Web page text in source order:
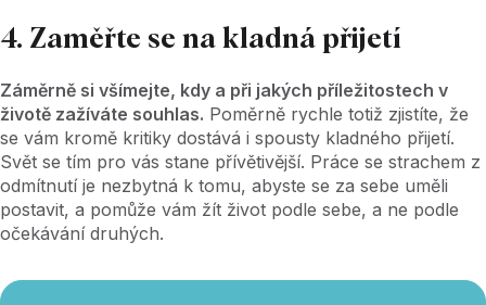
4. Zaměřte se na kladná přijetí
Záměrně si všímejte, kdy a při jakých příležitostech v
životě zažíváte souhlas. Poměrně rychle totiž zjistíte, že
se vám kromě kritiky dostává i spousty kladného přijetí.
Svět se tím pro vás stane přívětivější. Práce se strachem z
odmítnutí je nezbytná k tomu, abyste se za sebe uměli
postavit, a pomůže vám žít život podle sebe, a ne podle
očekávání druhých.